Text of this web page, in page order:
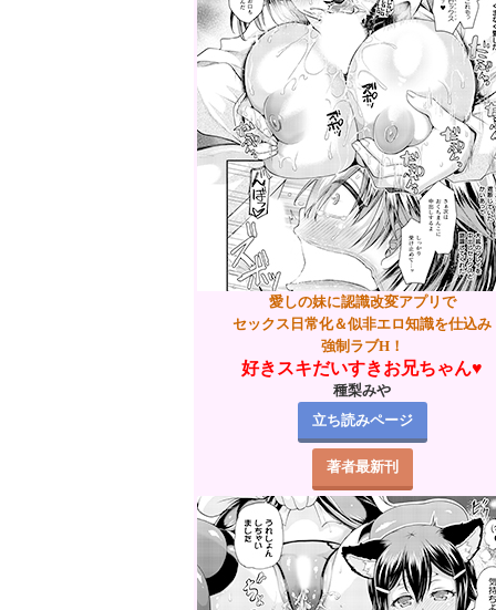
愛しの妹に認識改変アプリで
セックス日常化＆似非エロ知識を仕込み
強制ラブH！
好きスキだいすきお兄ちゃん♥
種梨みや
立ち読みページ
著者最新刊